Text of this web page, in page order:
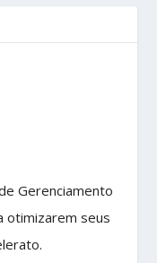
Gerenciamento
otimizarem seus